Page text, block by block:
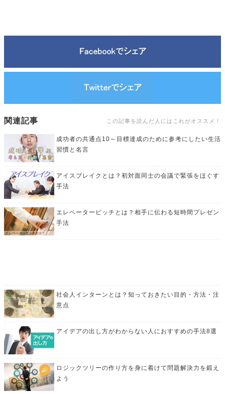
関連記事 この記事を読んだ人にはこれがオススメ！
成功者の共通点10～目標達成のために参考にしたい生活
習慣と名言
アイスブレイクとは？初対面同士の会議で緊張をほぐす
手法
エレベーターピッチとは？相手に伝わる短時間プレゼン
手法
社会人インターンとは？知っておきたい目的・方法・注
意点
アイデアの出し方がわからない人におすすめの手法8選
ロジックツリーの作り方を身に着けて問題解決力を鍛え
よう